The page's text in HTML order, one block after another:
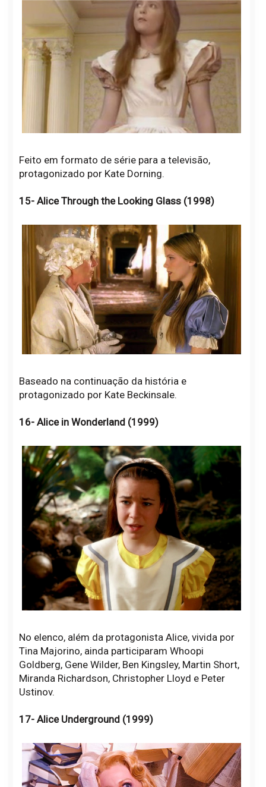
Feito em formato de série para a televisão,
protagonizado por Kate Dorning.
15- Alice Through the Looking Glass (1998)
Baseado na continuação da história e
protagonizado por Kate Beckinsale.
16- Alice in Wonderland (1999)
No elenco, além da protagonista Alice, vivida por
Tina Majorino, ainda participaram Whoopi
Goldberg, Gene Wilder, Ben Kingsley, Martin Short,
Miranda Richardson, Christopher Lloyd e Peter
Ustinov.
17- Alice Underground (1999)